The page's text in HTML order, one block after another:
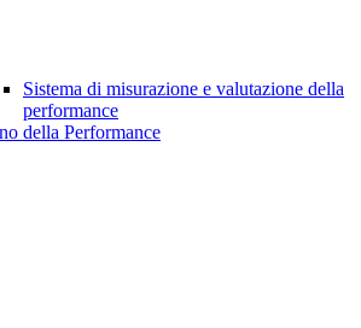
Sistema di misurazione e valutazione della
performance
della Performance